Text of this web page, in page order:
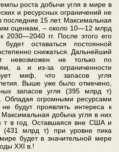
роста добычи угля в мире в
и ресурсных ограничений не
последние 15 лет. Максимальная
оценкам, – около 10—12 млрд
2030—2040 гг. После этого его
оставаться постоянной
снижаться. Дальнейший
невозможен не только по
а и из-за ограниченности
миф, что запасов угля
Выше уже было отмечено,
запасов угля (395 млрд т)
огромными ресурсами
будут проявлять интереса к
добыча угля в них
т в год. Оставшаяся вне США и
(431 млрд т) при уровне пика
будет в значительной мере
XXI в.!